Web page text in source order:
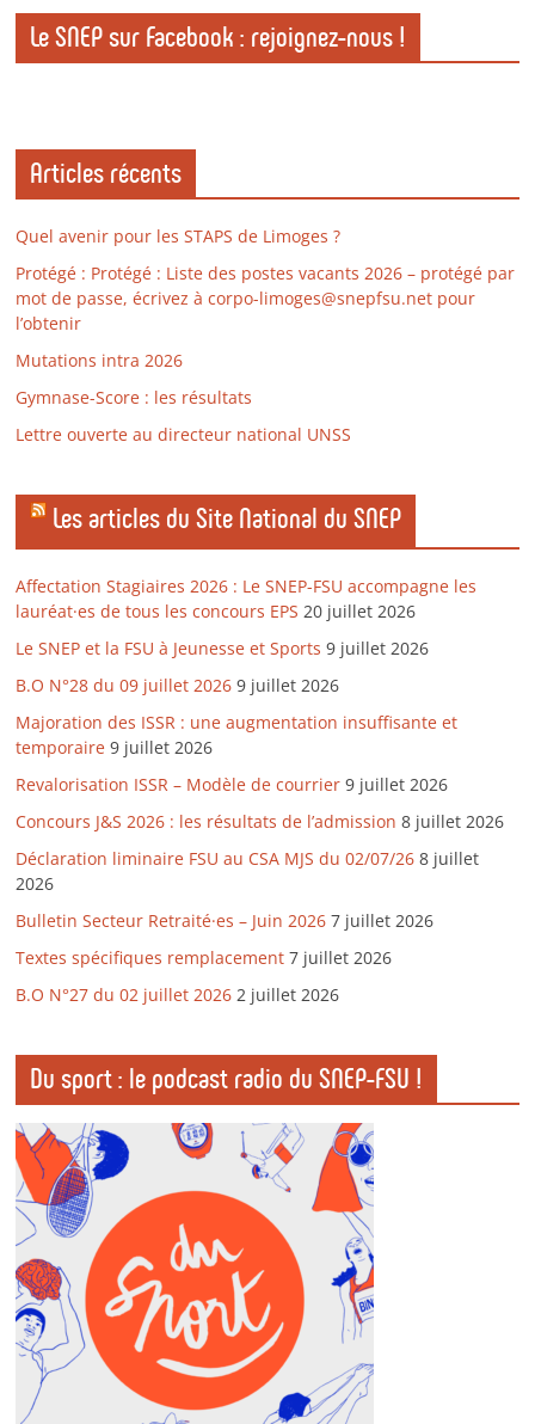
Le SNEP sur Facebook : rejoignez-nous !
Articles récents
Quel avenir pour les STAPS de Limoges ?
Protégé : Protégé : Liste des postes vacants 2026 – protégé par
mot de passe, écrivez à corpo-limoges@snepfsu.net pour
l’obtenir
Mutations intra 2026
Gymnase-Score : les résultats
Lettre ouverte au directeur national UNSS
Les articles du Site National du SNEP
Affectation Stagiaires 2026 : Le SNEP-FSU accompagne les
lauréat·es de tous les concours EPS 20 juillet 2026
Le SNEP et la FSU à Jeunesse et Sports 9 juillet 2026
B.O N°28 du 09 juillet 2026 9 juillet 2026
Majoration des ISSR : une augmentation insuffisante et
temporaire 9 juillet 2026
Revalorisation ISSR – Modèle de courrier 9 juillet 2026
Concours J&S 2026 : les résultats de l’admission 8 juillet 2026
Déclaration liminaire FSU au CSA MJS du 02/07/26 8 juillet
2026
Bulletin Secteur Retraité·es – Juin 2026 7 juillet 2026
Textes spécifiques remplacement 7 juillet 2026
B.O N°27 du 02 juillet 2026 2 juillet 2026
Du sport : le podcast radio du SNEP-FSU !